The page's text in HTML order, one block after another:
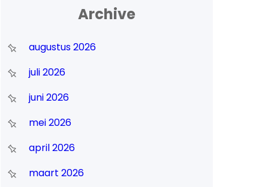
Archive
augustus 2026
juli 2026
juni 2026
mei 2026
april 2026
maart 2026